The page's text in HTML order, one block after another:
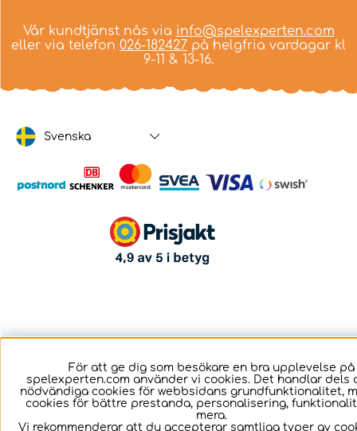
Vår kundtjänst nås via info@spelexperten.com
eller via telefon 026-182427 på helgfria vardagar kl
9-11 & 13-16.
Svenska
För att ge dig som besökare en bra upplevelse på
spelexperten.com använder vi cookies. Det handlar dels
nödvändiga cookies för webbsidans grundfunktionalitet,
cookies för bättre prestanda, personalisering,
mera.
Vi rekommenderar att du accepterar samtliga typer av